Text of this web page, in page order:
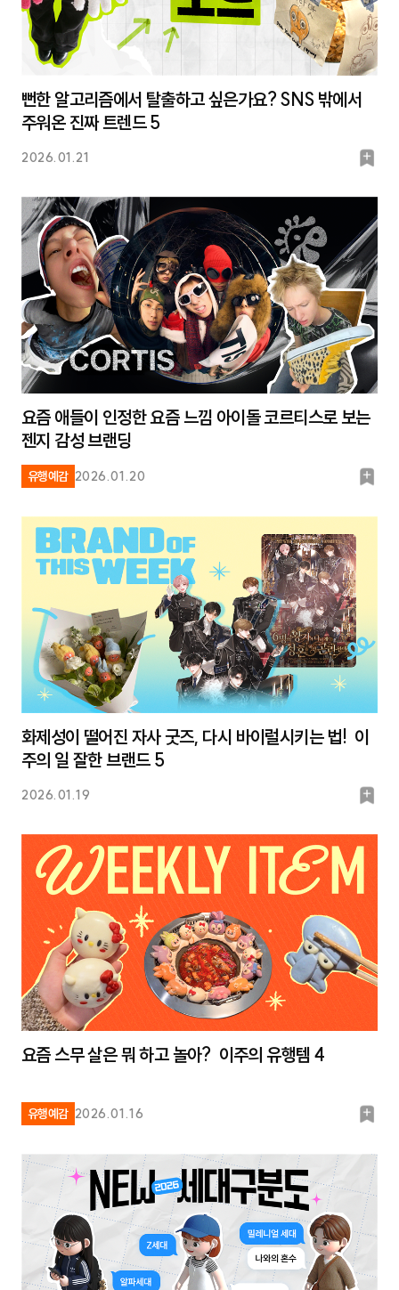
뻔한 알고리즘에서 탈출하고 싶은가요? SNS 밖에서
주워온 진짜 트렌드 5
2026.01.21
북
요즘 애들이 인정한 요즘 느낌 아이돌 코르티스로 보는
젠지 감성 브랜딩
유행예감 2026.01.20
북
크
화제성이 떨어진 자사 굿즈, 다시 바이럴시키는 법! 이
주의 일 잘한 브랜드 5
2026.01.19
북
크
요즘 스무 살은 뭐 하고 놀아? 이주의 유행템 4
유행예감 2026.01.16
북